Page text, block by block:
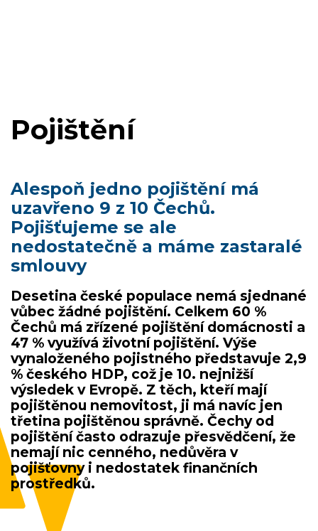
Pojištění
Alespoň jedno pojištění má
uzavřeno 9 z 10 Čechů.
Pojišťujeme se ale
nedostatečně a máme zastaralé
smlouvy
Desetina české populace nemá sjednané
vůbec žádné pojištění. Celkem 60 %
Čechů má zřízené pojištění domácnosti a
47 % využívá životní pojištění. Výše
vynaloženého pojistného představuje 2,9
% českého HDP, což je 10. nejnižší
výsledek v Evropě. Z těch, kteří mají
pojištěnou nemovitost, ji má navíc jen
třetina pojištěnou správně. Čechy od
pojištění často odrazuje přesvědčení, že
nemají nic cenného, nedůvěra v
pojišťovny i nedostatek finančních
prostředků.